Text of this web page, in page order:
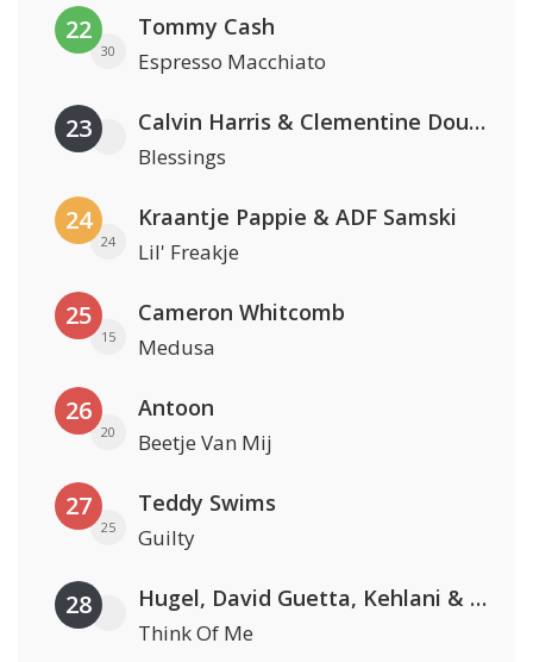
22
30
Tommy Cash
Espresso Macchiato
23 Calvin Harris & Clementine Douglas
Blessings
24
24
Kraantje Pappie & ADF Samski
Lil' Freakje
25
15
Cameron Whitcomb
Medusa
26
20
Antoon
Beetje Van Mij
27
25
Teddy Swims
Guilty
28 Hugel, David Guetta, Kehlani & Daecolm
Think Of Me